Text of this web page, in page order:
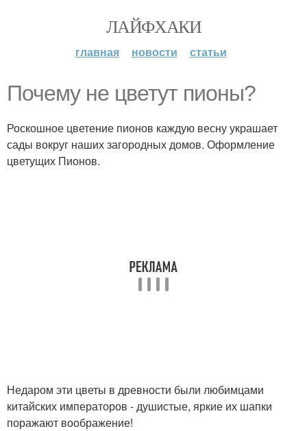
ЛАЙФХАКИ
главная новости статьи
Почему не цветут пионы?
Роскошное цветение пионов каждую весну украшает
сады вокруг наших загородных домов. Оформление
цветущих Пионов.
Недаром эти цветы в древности были любимцами
китайских императоров - душистые, яркие их шапки
поражают воображение!